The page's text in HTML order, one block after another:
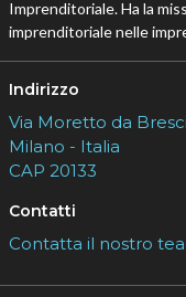
Imprenditoriale. Ha la
imprenditoriale nelle
Indirizzo
Via Moretto da
Milano - Italia
CAP 20133
Contatti
Contatta il nostro